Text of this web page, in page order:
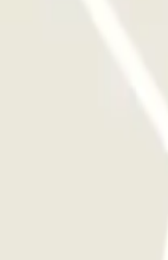
de este operador
que quieras.
Opiniones